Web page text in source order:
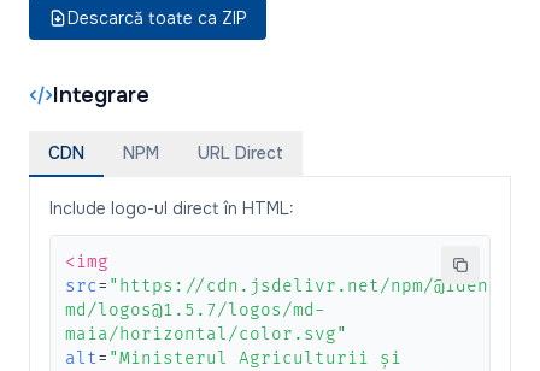
Descarcă toate ca ZIP
Integrare
CDN NPM URL Direct
Include logo-ul direct în HTML:
<img
src= "https://cdn.jsdelivr.net/npm/
md/logos@1.5.7/logos/md-
maia/horizontal/color.svg"
alt= "Ministerul Agriculturii și